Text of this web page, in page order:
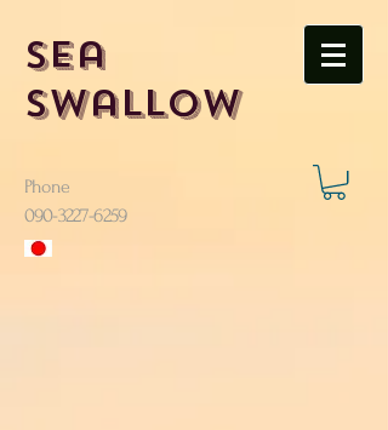
Sea
Swallow
Phone
​090-3227-6259